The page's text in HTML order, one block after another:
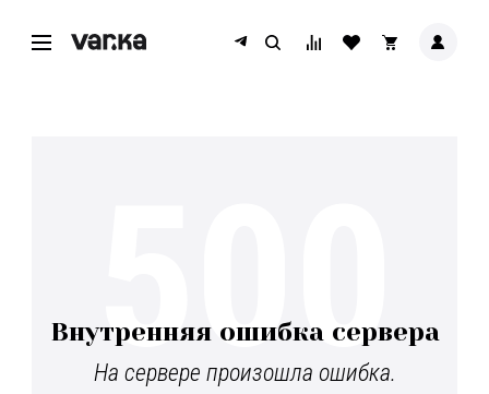
Внутренняя ошибка сервера
На сервере произошла ошибка.
500